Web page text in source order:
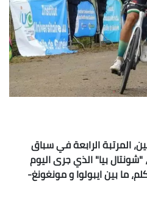
المرتبة الرابعة في سباق
"شونتال بيا" الذي جرى اليوم
على مسافة 104،2 كلم، ما بين ايبولوا و مونغونغ-